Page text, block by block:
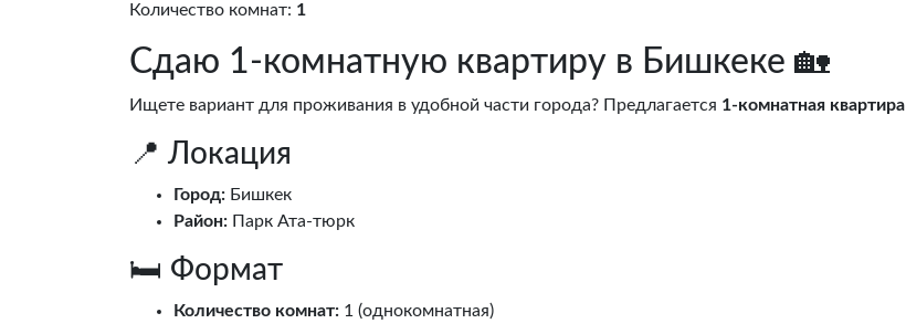
Количество комнат: 1
Сдаю 1-комнатную квартиру в Бишкеке 🏡
Ищете вариант для проживания в удобной части города? Предлагается 1-комнатная квартира
📍 Локация
Город: Бишкек
Район: Парк Ата-тюрк
🛏️ Формат
Количество комнат: 1 (однокомнатная)